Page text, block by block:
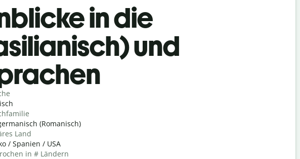
in die
und
(Romanisch)
Land
/ Spanien / USA
in # Ländern